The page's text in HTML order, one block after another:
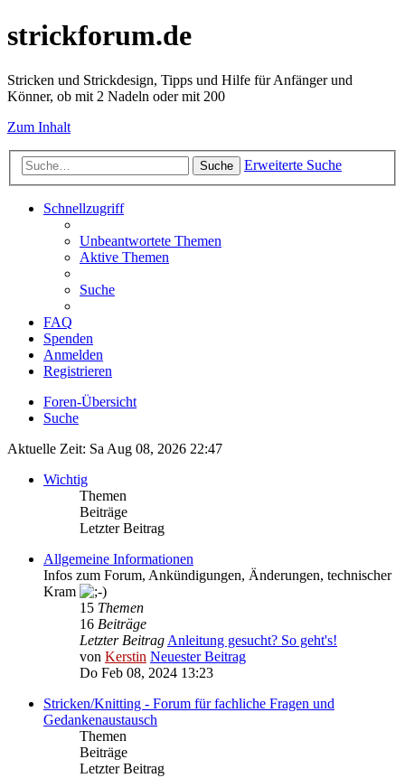
strickforum.de
Stricken und Strickdesign, Tipps und Hilfe für Anfänger und
Könner, ob mit 2 Nadeln oder mit 200
Zum Inhalt
Suche Erweiterte Suche
Schnellzugriff
Unbeantwortete Themen
Aktive Themen
Suche
FAQ
Spenden
Anmelden
Registrieren
Foren-Übersicht
Suche
Aktuelle Zeit: Sa Aug 08, 2026 22:47
Wichtig
Themen
Beiträge
Letzter Beitrag
Allgemeine Informationen
Infos zum Forum, Ankündigungen, Änderungen, technischer
Kram
15 Themen
16 Beiträge
Letzter BeitragAnleitung gesucht? So geht's!
von Kerstin Neuester Beitrag
Do Feb 08, 2024 13:23
Stricken/Knitting - Forum für fachliche Fragen und
Gedankenaustausch
Themen
Beiträge
Letzter Beitrag